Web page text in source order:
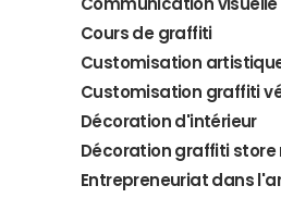
Cours de graffiti
Customisation
Customisation graffiti
Décoration d'intérieur
Décoration graffiti
Entrepreneuriat dans